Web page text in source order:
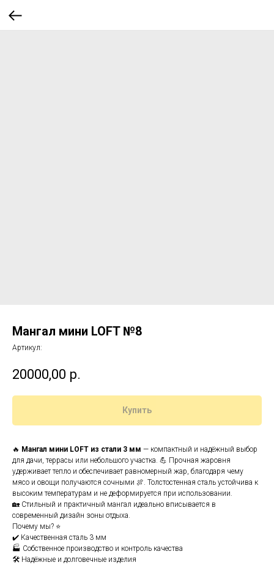
Мангал мини LOFT №8
Артикул:
20000,00 р.
Купить
🔥 Мангал мини LOFT из стали 3 мм — компактный и надёжный выбор
для дачи, террасы или небольшого участка. 💪 Прочная жаровня
удерживает тепло и обеспечивает равномерный жар, благодаря чему
мясо и овощи получаются сочными 🍖. Толстостенная сталь устойчива к
высоким температурам и не деформируется при использовании.
🏡 Стильный и практичный мангал идеально вписывается в
современный дизайн зоны отдыха.
Почему мы? ⭐
✔️ Качественная сталь 3 мм
🏭 Собственное производство и контроль качества
🛠️ Надёжные и долговечные изделия